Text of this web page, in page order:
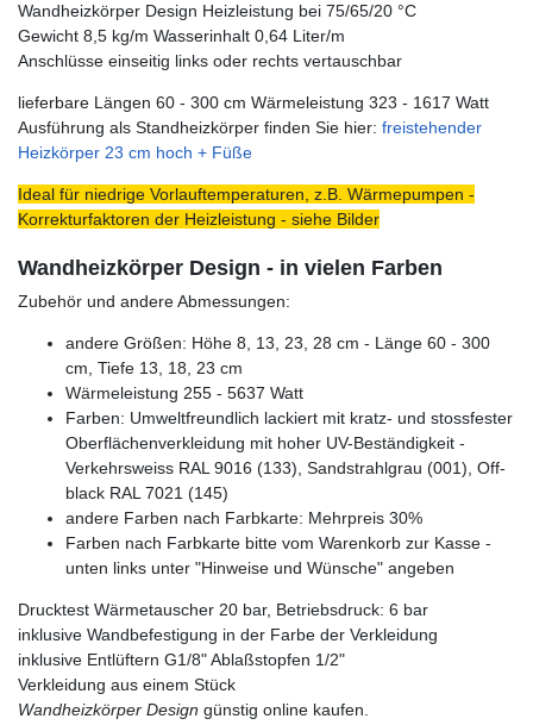
Wandheizkörper Design Heizleistung bei 75/65/20 °C
Gewicht 8,5 kg/m Wasserinhalt 0,64 Liter/m
Anschlüsse einseitig links oder rechts vertauschbar
lieferbare Längen 60 - 300 cm Wärmeleistung 323 - 1617 Watt
Ausführung als Standheizkörper finden Sie hier: freistehender
Heizkörper 23 cm hoch + Füße
Ideal für niedrige Vorlauftemperaturen, z.B. Wärmepumpen -
Korrekturfaktoren der Heizleistung - siehe Bilder
Wandheizkörper Design - in vielen Farben
Zubehör und andere Abmessungen:
andere Größen: Höhe 8, 13, 23, 28 cm - Länge 60 - 300
cm, Tiefe 13, 18, 23 cm
Wärmeleistung 255 - 5637 Watt
Farben: Umweltfreundlich lackiert mit kratz- und stossfester
Oberflächenverkleidung mit hoher UV-Beständigkeit -
Verkehrsweiss RAL 9016 (133), Sandstrahlgrau (001), Off-
black RAL 7021 (145)
andere Farben nach Farbkarte: Mehrpreis 30%
Farben nach Farbkarte bitte vom Warenkorb zur Kasse -
unten links unter "Hinweise und Wünsche" angeben
Drucktest Wärmetauscher 20 bar, Betriebsdruck: 6 bar
inklusive Wandbefestigung in der Farbe der Verkleidung
inklusive Entlüftern G1/8" Ablaßstopfen 1/2"
Verkleidung aus einem Stück
Wandheizkörper Design günstig online kaufen.